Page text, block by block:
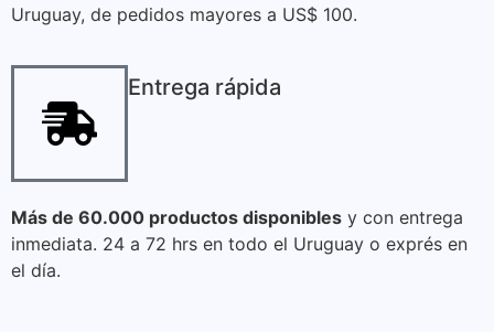
Uruguay, de pedidos mayores a US$ 100.
Entrega rápida
Más de 60.000 productos disponibles y con entrega
inmediata. 24 a 72 hrs en todo el Uruguay o exprés en
el día.